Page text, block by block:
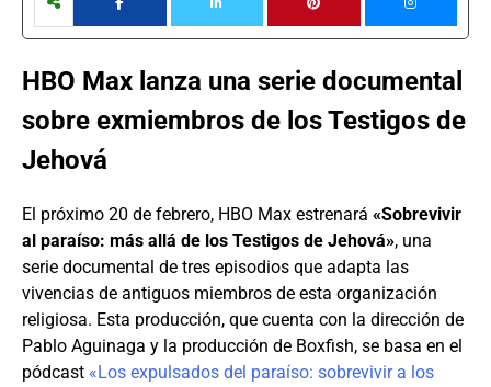
HBO Max lanza una serie documental
sobre exmiembros de los Testigos de
Jehová
El próximo 20 de febrero, HBO Max estrenará «Sobrevivir
al paraíso: más allá de los Testigos de Jehová», una
serie documental de tres episodios que adapta las
vivencias de antiguos miembros de esta organización
religiosa. Esta producción, que cuenta con la dirección de
Pablo Aguinaga y la producción de Boxfish, se basa en el
pódcast «Los expulsados del paraíso: sobrevivir a los